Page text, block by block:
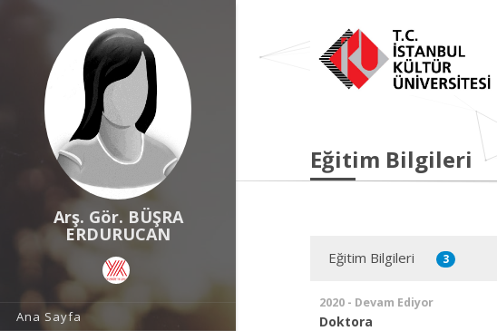
Arş. Gör. BÜŞRA
ERDURUCAN
Ana Sayfa
Eğitim Bilgileri
Eğitim Bilgileri 3
2020 - Devam Ediyor
Doktora